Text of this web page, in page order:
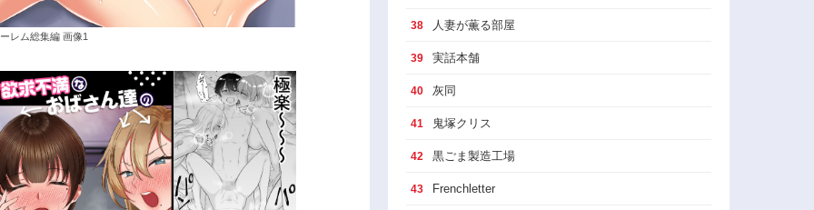
レム総集編 画像1
38 人妻が薫る部屋
39 実話本舗
40 灰同
41 鬼塚クリス
42 黒ごま製造工場
43 Frenchletter